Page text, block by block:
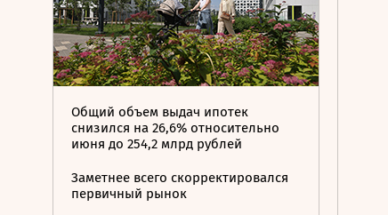
Общий объем выдач ипотек
снизился на 26,6% относительно
июня до 254,2 млрд рублей
Заметнее всего скорректировался
первичный рынок